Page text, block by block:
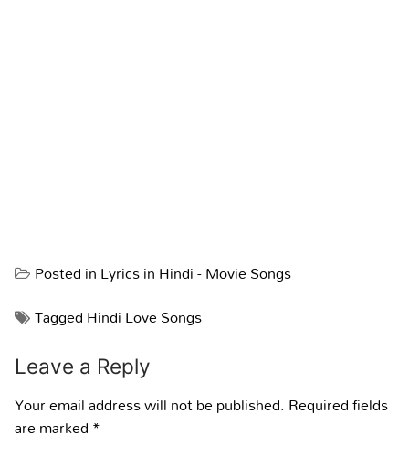
Posted inLyrics in Hindi - Movie Songs
TaggedHindi Love Songs
Leave a Reply
Your email address will not be published. Required fields
are marked*